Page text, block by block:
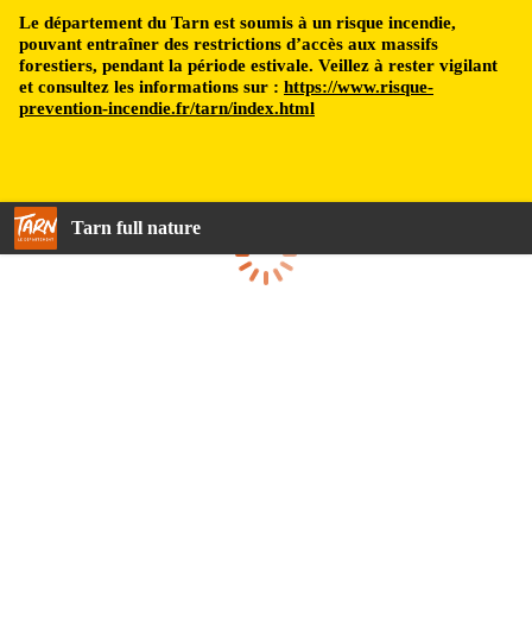
Le département du Tarn est soumis à un risque incendie,
pouvant entraîner des restrictions d’accès aux massifs
forestiers, pendant la période estivale. Veillez à rester vigilant
et consultez les informations sur : https://www.risque-
prevention-incendie.fr/tarn/index.html
Tarn full nature
Loading